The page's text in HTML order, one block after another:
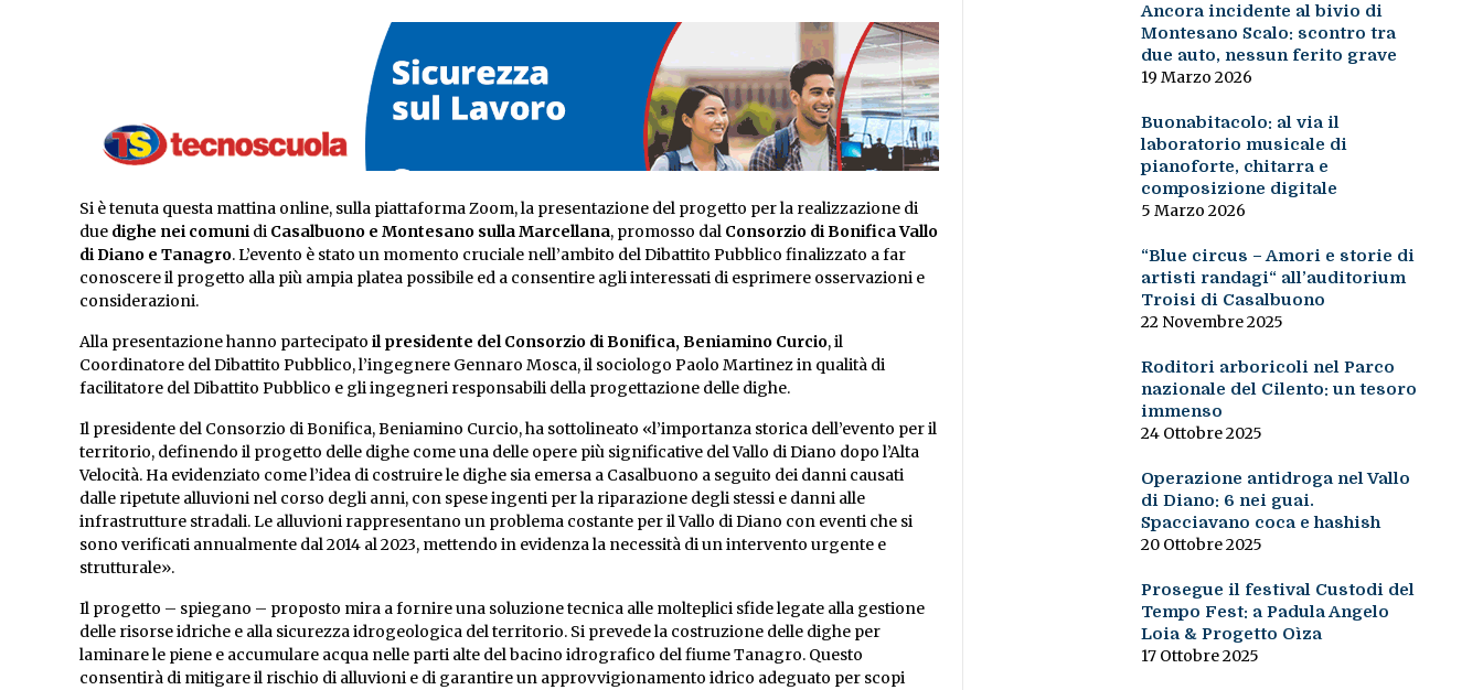
Si è tenuta questa mattina online, sulla piattaforma Zoom, la presentazione del progetto per la realizzazione di
due dighe nei comuni di Casalbuono e Montesano sulla Marcellana, promosso dal Consorzio di Bonifica Vallo
di Diano e Tanagro. L’evento è stato un momento cruciale nell’ambito del Dibattito Pubblico finalizzato a far
conoscere il progetto alla più ampia platea possibile ed a consentire agli interessati di esprimere osservazioni e
considerazioni.
Alla presentazione hanno partecipato il presidente del Consorzio di Bonifica, Beniamino Curcio, il
Coordinatore del Dibattito Pubblico, l’ingegnere Gennaro Mosca, il sociologo Paolo Martinez in qualità di
facilitatore del Dibattito Pubblico e gli ingegneri responsabili della progettazione delle dighe.
Il presidente del Consorzio di Bonifica, Beniamino Curcio, ha sottolineato «l’importanza storica dell’evento per il
territorio, definendo il progetto delle dighe come una delle opere più significative del Vallo di Diano dopo l’Alta
Velocità. Ha evidenziato come l’idea di costruire le dighe sia emersa a Casalbuono a seguito dei danni causati
dalle ripetute alluvioni nel corso degli anni, con spese ingenti per la riparazione degli stessi e danni alle
infrastrutture stradali. Le alluvioni rappresentano un problema costante per il Vallo di Diano con eventi che si
sono verificati annualmente dal 2014 al 2023, mettendo in evidenza la necessità di un intervento urgente e
strutturale».
Il progetto – spiegano – proposto mira a fornire una soluzione tecnica alle molteplici sfide legate alla gestione
delle risorse idriche e alla sicurezza idrogeologica del territorio. Si prevede la costruzione delle dighe per
laminare le piene e accumulare acqua nelle parti alte del bacino idrografico del fiume Tanagro. Questo
consentirà di mitigare il rischio di alluvioni e di garantire un approvvigionamento idrico adeguato per scopi
Ancora incidente al bivio di
Montesano Scalo: scontro tra
due auto, nessun ferito grave
19 Marzo 2026
Buonabitacolo: al via il
laboratorio musicale di
pianoforte, chitarra e
composizione digitale
5 Marzo 2026
“Blue circus – Amori e storie di
artisti randagi“ all’auditorium
Troisi di Casalbuono
22 Novembre 2025
Roditori arboricoli nel Parco
nazionale del Cilento: un tesoro
immenso
24 Ottobre 2025
Operazione antidroga nel Vallo
di Diano: 6 nei guai.
Spacciavano coca e hashish
20 Ottobre 2025
Prosegue il festival Custodi del
Tempo Fest: a Padula Angelo
Loia & Progetto Oìza
17 Ottobre 2025